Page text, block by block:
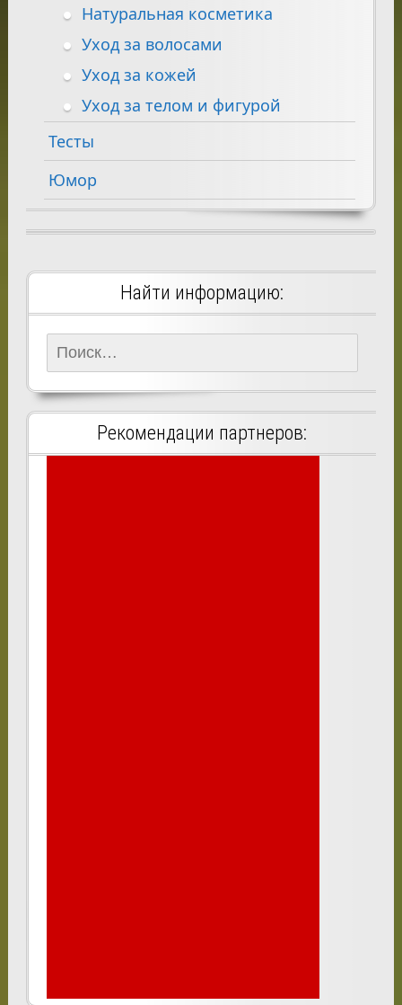
Натуральная косметика
Уход за волосами
Уход за кожей
Уход за телом и фигурой
Тесты
Юмор
Найти информацию:
Найти:
Рекомендации партнеров: